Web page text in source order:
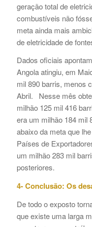
geração total de
combustíveis não
meta ainda mais
de eletricidade de
Dados oficiais
Angola atingiu, em
mil 890 barris, menos
Abril. Nesse mês
milhão 125 mil 416
era um milhão 184 mil
abaixo da meta que
Países de
um milhão 283 mil
posteriores.
4- Conclusão: Os
De todo o exposto
que existe uma larga